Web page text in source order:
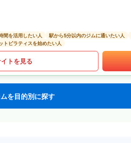
間を活用したい人 駅から5分以内のジムに通いたい人
トピラティスを始めたい人
トを見る
を目的別に探す